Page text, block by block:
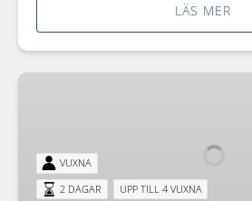
LÄS MER
Det
Wild
LaplandVUXNA
2 DAGAR
UPP TILL 4 VUXNA